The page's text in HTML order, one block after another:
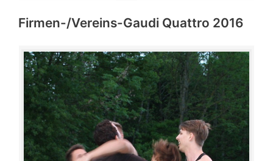
Firmen-/Vereins-Gaudi Quattro 2016